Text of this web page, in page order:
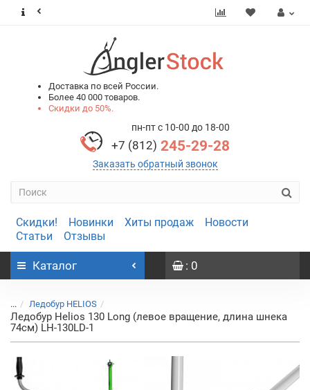
Доставка по всей России.
Более 40 000 товаров.
Скидки до 50%.
пн-пт с 10-00 до 18-00
+7 (812) 245-29-28
Заказать обратный звонок
Скидки! Новинки Хиты продаж
Новости
Статьи
Отзывы
Каталог : 0
... Ледобур HELIOS
Ледобур Helios 130 Long (левое вращение, длина шнека
74см) LH-130LD-1